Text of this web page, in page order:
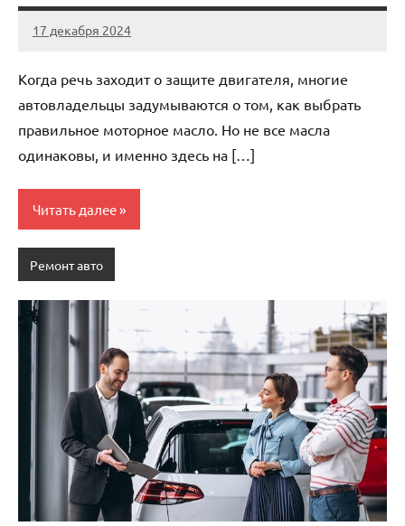
17 декабря 2024
Avtor
Нет
Когда речь заходит о защите двигателя, многие
автовладельцы задумываются о том, как выбрать
правильное моторное масло. Но не все масла
одинаковы, и именно здесь на […]
Читать далее
Ремонт авто